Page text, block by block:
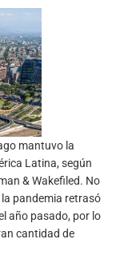
mantuvo la
Latina, según
& Wakefiled. No
pandemia retrasó
año pasado, por lo
cantidad de